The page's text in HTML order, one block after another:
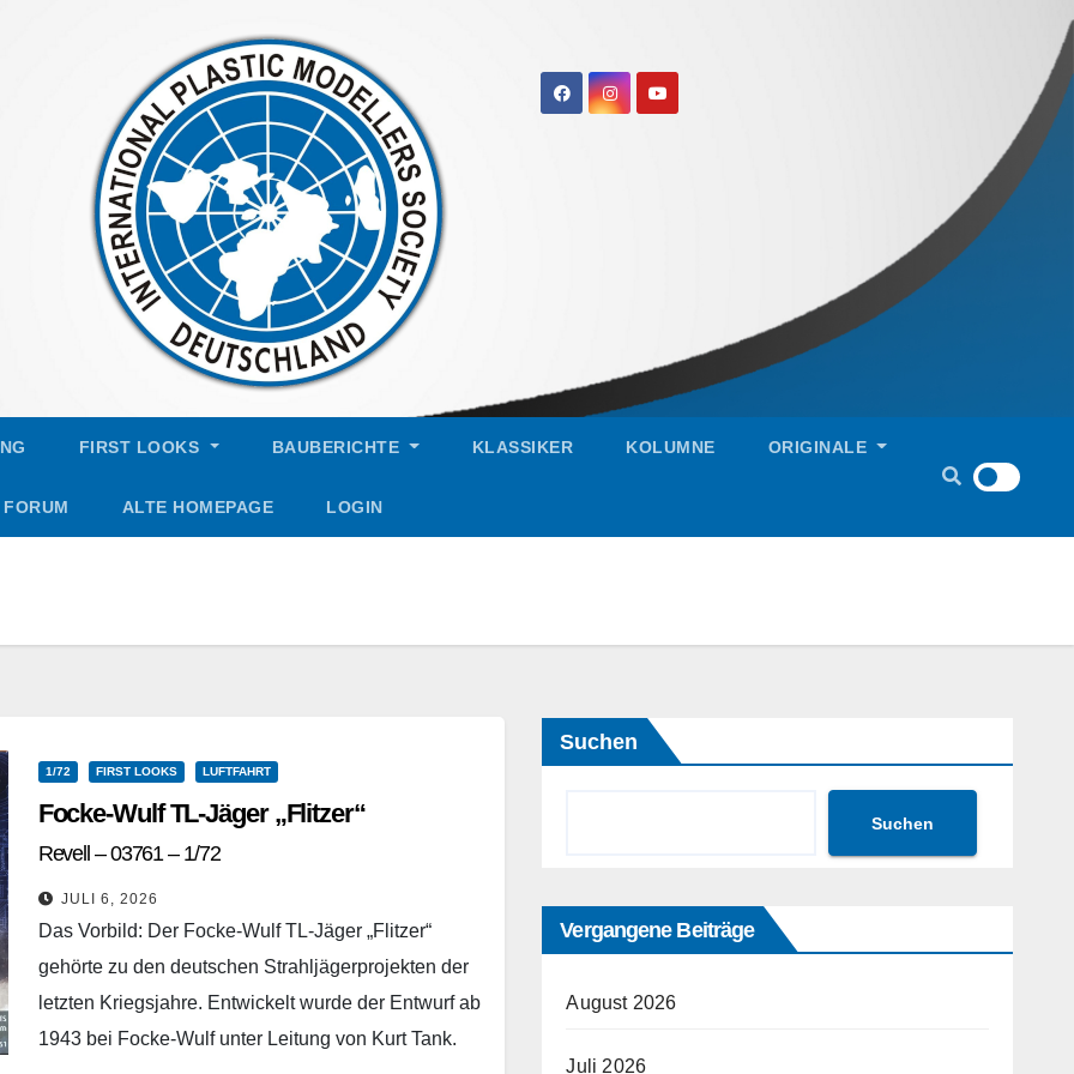
FIRST LOOKS BAUBERICHTE KLASSIKER KOLUMNE ORIGINALE
FORUM ALTE HOMEPAGE LOGIN
1/72 FIRST LOOKS LUFTFAHRT
Focke-Wulf TL-Jäger „Flitzer“
Revell – 03761 – 1/72
JULI 6, 2026
Das Vorbild: Der Focke-Wulf TL-Jäger „Flitzer“
gehörte zu den deutschen Strahljägerprojekten der
letzten Kriegsjahre. Entwickelt wurde der Entwurf ab
1943 bei Focke-Wulf unter Leitung von Kurt Tank.
Suchen
Suchen
Vergangene Beiträge
August 2026
Juli 2026